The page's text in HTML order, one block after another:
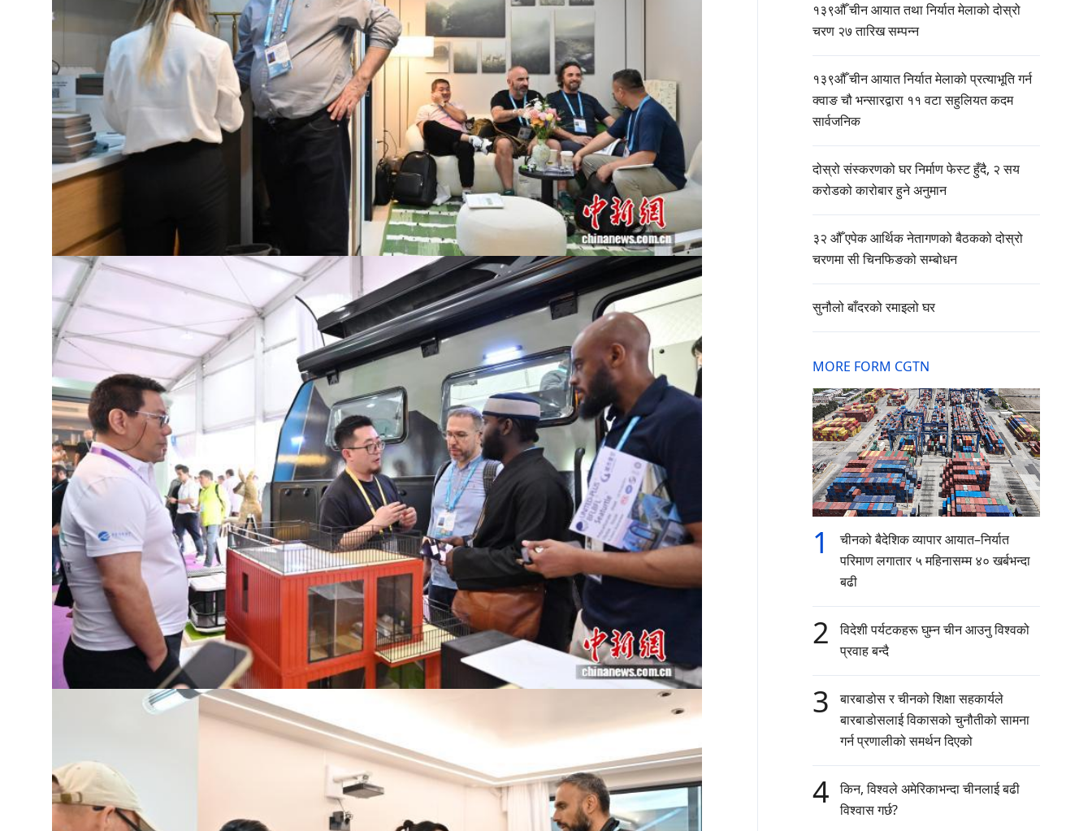
१३९औँ चीन आयात तथा निर्यात मेलाको दोस्रो
चरण २७ तारिख सम्पन्न
१३९औँ चीन आयात निर्यात मेलाको प्रत्याभूति गर्न
क्वाङ चौ भन्सारद्वारा ११ वटा सहुलियत कदम
सार्वजनिक
दोस्रो संस्करणको घर निर्माण फेस्ट हुँदै, २ सय
करोडको कारोबार हुने अनुमान
३२ औँ एपेक आर्थिक नेतागणको बैठकको दोस्रो
चरणमा सी चिनफिङको सम्बोधन
सुनौलो बाँदरको रमाइलो घर
MORE FORM CGTN
1
चीनको बैदेशिक व्यापार आयात–निर्यात
परिमाण लगातार ५ महिनासम्म ४० खर्बभन्दा
बढी
2
विदेशी पर्यटकहरू घुम्न चीन आउनु विश्वको
प्रवाह बन्दै
3
बारबाडोस र चीनको शिक्षा सहकार्यले
बारबाडोसलाई विकासको चुनौतीको सामना
गर्न प्रणालीको समर्थन दिएको
4
किन, विश्वले अमेरिकाभन्दा चीनलाई बढी
विश्वास गर्छ?